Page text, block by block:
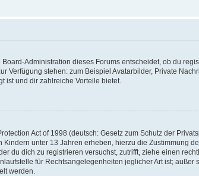
Administration dieses Forums entscheidet, ob du
Verfügung stehen: zum Beispiel Avatarbilder, Private
ist und dir zahlreiche Vorteile bietet.
Act of 1998 (deutsch: Gesetz zum Schutz der
unter 13 Jahren erheben, hierzu die Zustimmung
du dich zu registrieren versuchst, zutrifft, ziehe einen
für Rechtsangelegenheiten jeglicher Art ist;
werden.